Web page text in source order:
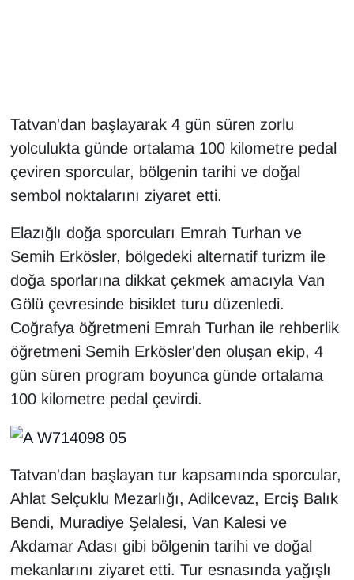
Tatvan'dan başlayarak 4 gün süren zorlu
yolculukta günde ortalama 100 kilometre pedal
çeviren sporcular, bölgenin tarihi ve doğal
sembol noktalarını ziyaret etti.
Elazığlı doğa sporcuları Emrah Turhan ve
Semih Erkösler, bölgedeki alternatif turizm ile
doğa sporlarına dikkat çekmek amacıyla Van
Gölü çevresinde bisiklet turu düzenledi.
Coğrafya öğretmeni Emrah Turhan ile rehberlik
öğretmeni Semih Erkösler'den oluşan ekip, 4
gün süren program boyunca günde ortalama
100 kilometre pedal çevirdi.
Tatvan'dan başlayan tur kapsamında sporcular,
Ahlat Selçuklu Mezarlığı, Adilcevaz, Erciş Balık
Bendi, Muradiye Şelalesi, Van Kalesi ve
Akdamar Adası gibi bölgenin tarihi ve doğal
mekanlarını ziyaret etti. Tur esnasında yağışlı
HABERDE İNSAN
İngilizce
Kadın
Kamu Alımları
Kim Kimdir?
Kültür & Sanat
KURDÎ
MAGAZİN
MEDYA
ONE EKONOMİ
POLİTİKA
Resmi İlanlar